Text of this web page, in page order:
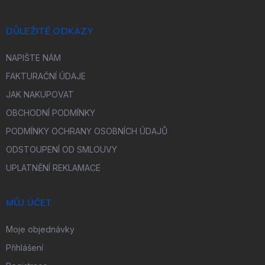
DŮLEŽITÉ ODKAZY
NAPIŠTE NÁM
FAKTURAČNÍ ÚDAJE
JAK NAKUPOVAT
OBCHODNÍ PODMÍNKY
PODMÍNKY OCHRANY OSOBNÍCH ÚDAJŮ
ODSTOUPENÍ OD SMLOUVY
UPLATNĚNÍ REKLAMACE
MŮJ ÚČET
Moje objednávky
Přihlášení